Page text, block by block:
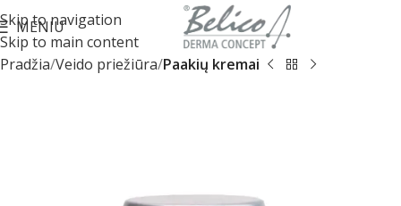
Skip to navigation
Skip to main content
MENIU
Pradžia Veido priežiūra Paakių kremai